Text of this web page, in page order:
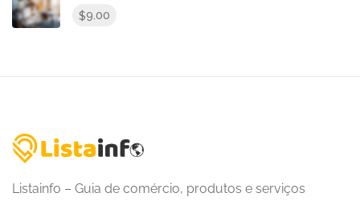
$9.00
Listainfo – Guia de comércio, produtos e serviços